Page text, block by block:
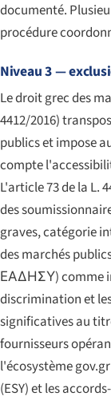
documenté.
procédure
Niveau 3 —
Le droit grec des
4412/2016)
publics et impose
compte
L'article 73 de la L.
des
graves, catégorie
des marchés
ΕΑΔΗΣΥ) comme
discrimination et
significatives au
fournisseurs
l'écosystème
(ESY) et les